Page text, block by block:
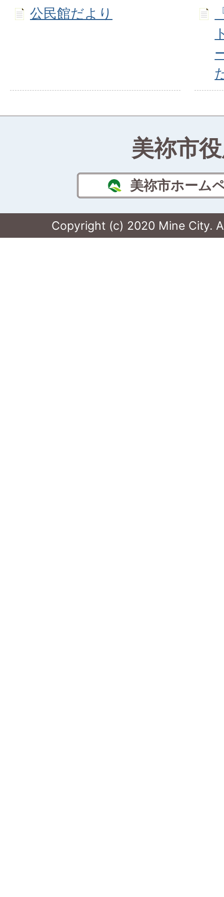
公民館だより
美祢市
美祢市ホーム
Copyright (c) 2020 Mine City.